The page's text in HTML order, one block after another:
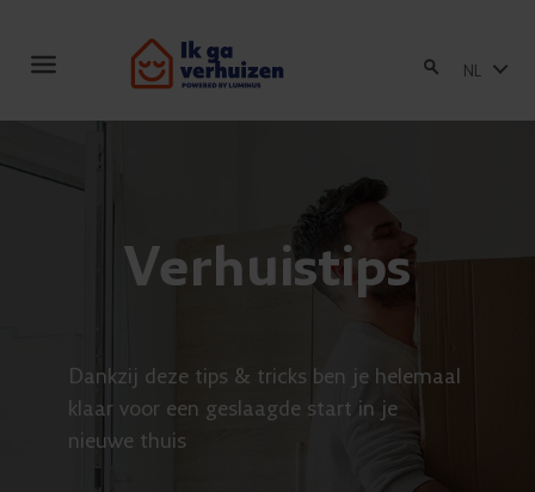
Toggle
NL
Verhuistips
Dankzij deze tips & tricks ben je helemaal
klaar voor een geslaagde start in je
nieuwe thuis